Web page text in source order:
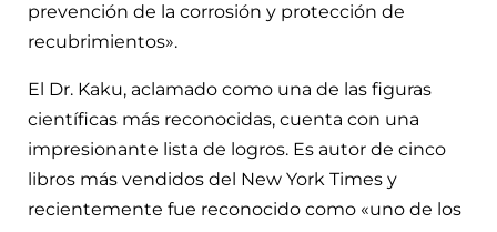
prevención de la corrosión y protección de
recubrimientos».
El Dr. Kaku, aclamado como una de las figuras
científicas más reconocidas, cuenta con una
impresionante lista de logros. Es autor de cinco
libros más vendidos del New York Times y
recientemente fue reconocido como «uno de los